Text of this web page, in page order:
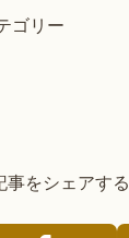
ゴリー
事をシェアする